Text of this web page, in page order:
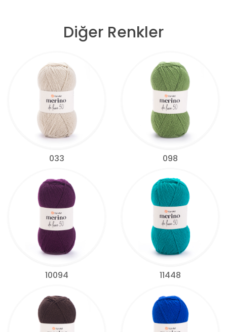
Diğer Renkler
033 098
10094 11448